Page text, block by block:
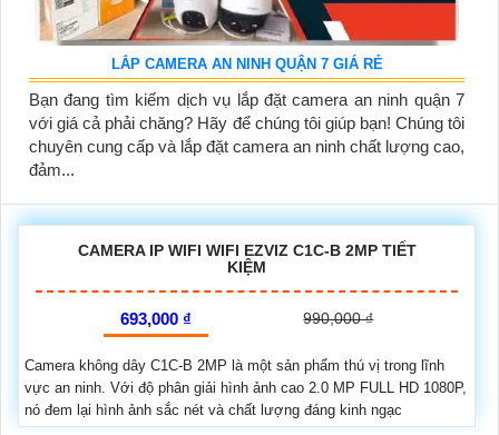
LẮP CAMERA AN NINH QUẬN 7 GIÁ RẺ
Bạn đang tìm kiếm dịch vụ lắp đặt camera an ninh quận 7
với giá cả phải chăng? Hãy để chúng tôi giúp bạn! Chúng tôi
chuyên cung cấp và lắp đặt camera an ninh chất lượng cao,
đảm...
CAMERA IP WIFI WIFI EZVIZ C1C-B 2MP TIẾT
KIỆM
693,000 ₫ 990,000 ₫
Camera không dây C1C-B 2MP là một sản phẩm thú vị trong lĩnh
vực an ninh. Với độ phân giải hình ảnh cao 2.0 MP FULL HD 1080P,
nó đem lại hình ảnh sắc nét và chất lượng đáng kinh ngạc